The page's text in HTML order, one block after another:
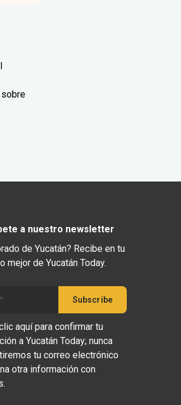
sobre
a nuestro newsletter
de Yucatán? Recibe en tu
mejor de Yucatán Today.
aquí para confirmar tu
a Yucatán Today; nunca
tu correo electrónico
otra información con